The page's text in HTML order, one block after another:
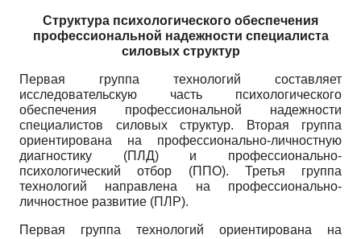
Структура психологического обеспечения
профессиональной надежности специалиста
силовых структур
Первая группа технологий составляет
исследовательскую часть психологического
обеспечения профессиональной надежности
специалистов силовых структур. Вторая группа
ориентирована на профессионально-личностную
диагностику (ПЛД) и профессионально-
психологический отбор (ППО). Третья группа
технологий направлена на профессионально-
личностное развитие (ПЛР).
Первая группа технологий ориентирована на